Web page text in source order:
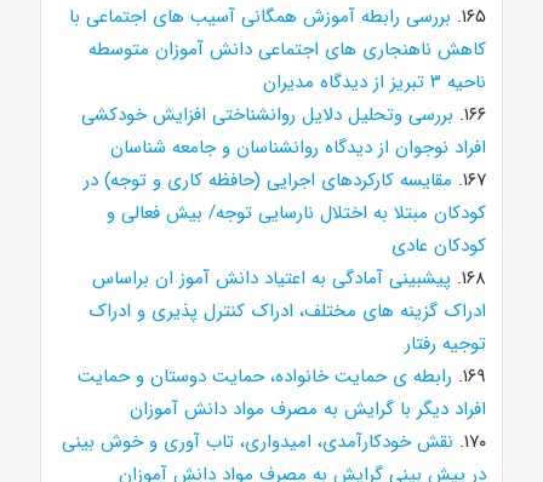
۱۶۵. بررسی رابطه آموزش همگانی آسیب های اجتماعی با
کاهش ناهنجاری های اجتماعی دانش آموزان متوسطه
ناحیه ۳ تبریز از دیدگاه مدیران
۱۶۶. بررسی وتحلیل دلایل روانشناختی افزایش خودکشی
افراد نوجوان از دیدگاه روانشناسان و جامعه شناسان
۱۶۷. مقایسه کارکردهای اجرایی (حافظه کاری و توجه) در
کودکان مبتلا به اختلال نارسایی توجه/ بیش فعالی و
کودکان عادی
۱۶۸. پیشبینی آمادگی به اعتیاد دانش آموز ان براساس
ادراک گزینه های مختلف، ادراک کنترل پذیری و ادراک
توجیه رفتار
۱۶۹. رابطه ی حمایت خانواده، حمایت دوستان و حمایت
افراد دیگر با گرایش به مصرف مواد دانش آموزان
۱۷۰. نقش خودکارآمدی، امیدواری، تاب آوری و خوش بینی
در پیش بینی گرایش به مصرف مواد دانش آموزان